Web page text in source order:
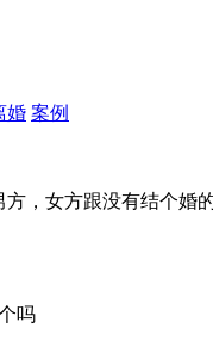
婚 案例
方，女方跟没有结个婚
吗